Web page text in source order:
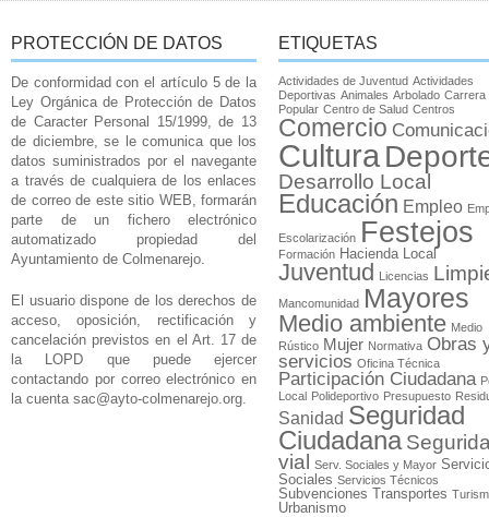
PROTECCIÓN DE DATOS
De conformidad con el artículo 5 de la
Ley Orgánica de Protección de Datos
de Caracter Personal 15/1999, de 13
de diciembre, se le comunica que los
datos suministrados por el navegante
a través de cualquiera de los enlaces
de correo de este sitio WEB, formarán
parte de un fichero electrónico
automatizado propiedad del
Ayuntamiento de Colmenarejo.
El usuario dispone de los derechos de
acceso, oposición, rectificación y
cancelación previstos en el Art. 17 de
la LOPD que puede ejercer
contactando por correo electrónico en
la cuenta sac@ayto-colmenarejo.org.
ETIQUETAS
Actividades de Juventud Actividades
Deportivas Animales Arbolado Carrera
Popular Centro de Salud Centros
Comercio
Cultura
Desarrollo Local
Educación Empleo
Escolarización Festejos
Formación Hacienda Local
Juventud Licencias
Mancomunidad Mayores
Medio ambiente Medio
Rústico Mujer Normativa Obras
servicios Oficina Técnica
Participación Ciudadana
Local Polideportivo Presupuesto
Sanidad Seguridad
Ciudadana
vial
Serv. Sociales y Mayor
Sociales Servicios Técnicos
Subvenciones Transportes
Urbanismo